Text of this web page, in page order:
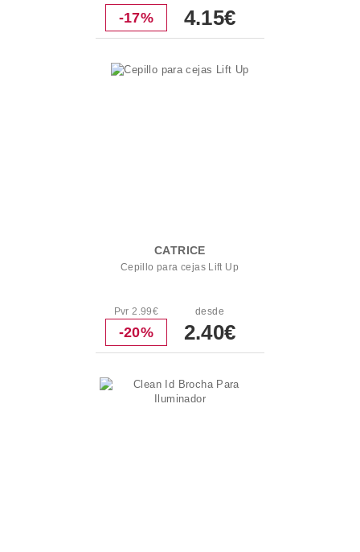
-17% 4.15€
CATRICE
Cepillo para cejas Lift Up
Pvr 2.99€
-20%
desde
2.40€